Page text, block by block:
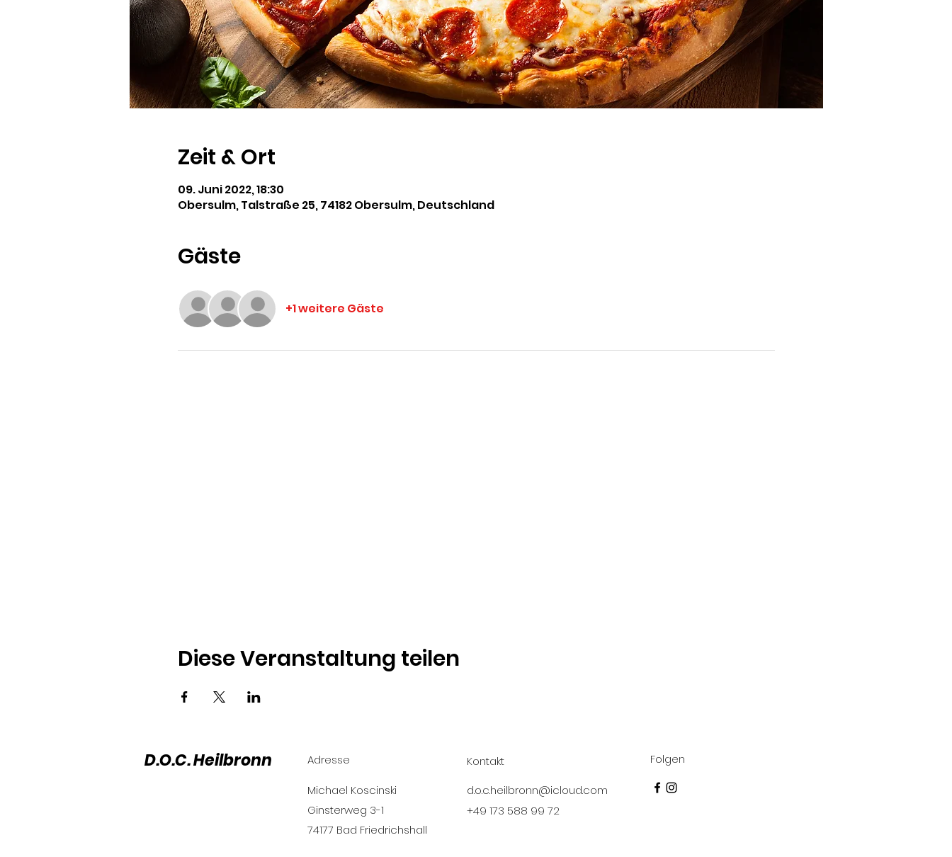
Zeit & Ort
09. Juni 2022, 18:30
Obersulm, Talstraße 25, 74182 Obersulm, Deutschland
Gäste
+1 weitere Gäste
Diese Veranstaltung teilen
D.O.C. Heilbronn Adresse
Michael Koscinski
Ginsterweg 3-1
74177 Bad Friedrichshall
Kontakt
d.o.c.heilbronn@icloud.com
+49 173 588 99 72
Folgen